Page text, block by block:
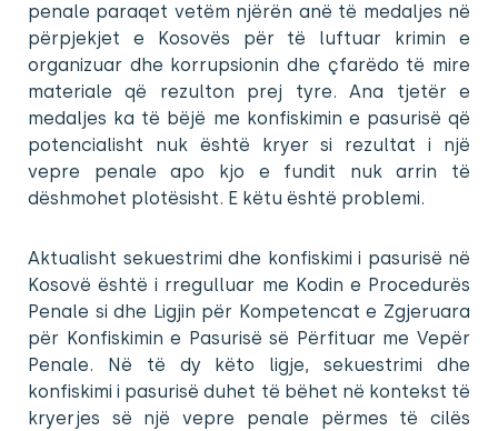
penale paraqet vetëm njërën anë të medaljes në
përpjekjet e Kosovës për të luftuar krimin e
organizuar dhe korrupsionin dhe çfarëdo të mire
materiale që rezulton prej tyre. Ana tjetër e
medaljes ka të bëjë me konfiskimin e pasurisë që
potencialisht nuk është kryer si rezultat i një
vepre penale apo kjo e fundit nuk arrin të
dëshmohet plotësisht. E këtu është problemi.
Aktualisht sekuestrimi dhe konfiskimi i pasurisë në
Kosovë është i rregulluar me Kodin e Procedurës
Penale si dhe Ligjin për Kompetencat e Zgjeruara
për Konfiskimin e Pasurisë së Përfituar me Vepër
Penale. Në të dy këto ligje, sekuestrimi dhe
konfiskimi i pasurisë duhet të bëhet në kontekst të
kryerjes së një vepre penale përmes të cilës